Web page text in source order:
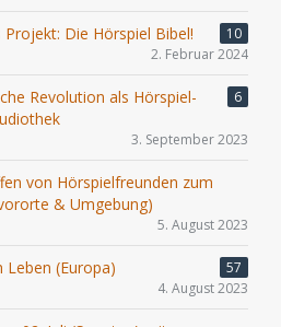
Die Hörspiel Bibel!
10
2. Februar 2024
Revolution als Hörspiel-
6
3. September 2023
von Hörspielfreunden zum
& Umgebung)
5. August 2023
Leben (Europa)
57
4. August 2023